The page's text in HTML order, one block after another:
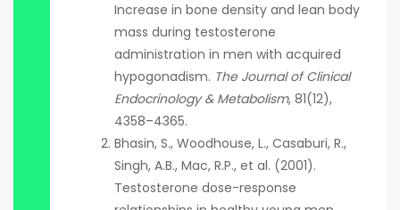
Increase in bone density and lean body
mass during testosterone
administration in men with acquired
hypogonadism. The Journal of Clinical
Endocrinology & Metabolism, 81(12),
4358–4365.
Bhasin, S., Woodhouse, L., Casaburi, R.,
Singh, A.B., Mac, R.P., et al. (2001).
Testosterone dose-response